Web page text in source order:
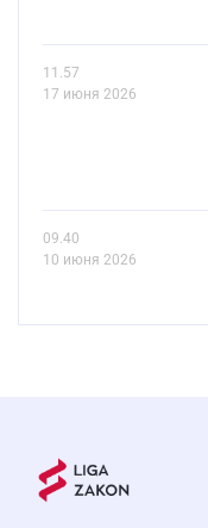
11.57
17 июня 2026
09.40
10 июня 2026